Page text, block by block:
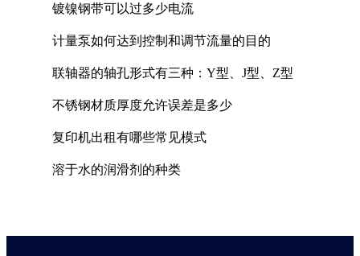
镀镍钢带可以过多少电流
计量泵如何达到控制和调节流量的目的
联轴器的轴孔形式有三种：Y型、J型、Z型
不锈钢材质厚度允许误差是多少
复印机出租有哪些常见模式
溶于水的润滑剂的种类